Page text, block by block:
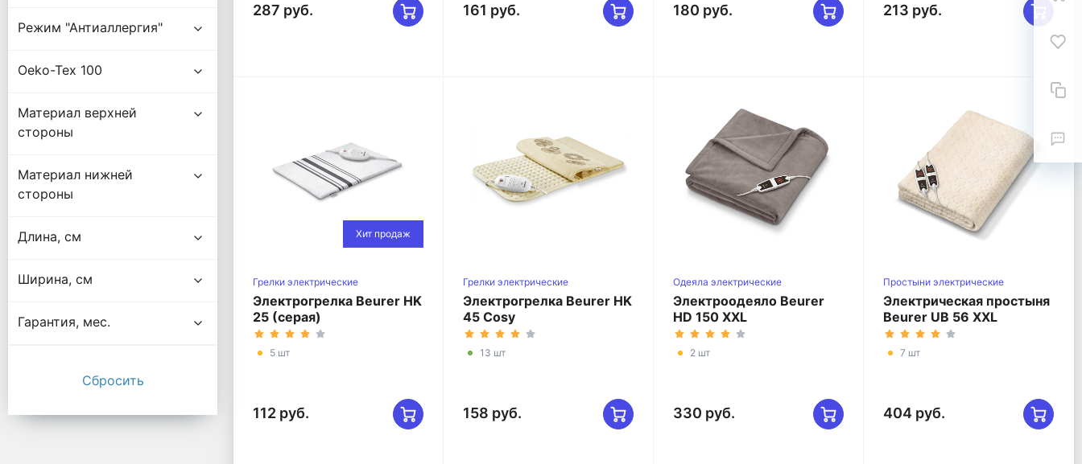
287 руб. 161 руб. 180 руб. 213 руб.
Хит продаж
Грелки электрические
классические
Электрогрелка Beurer HK
25 (серая)
5 шт
112 руб.
Грелки электрические
классические
Электрогрелка Beurer HK
45 Cosy
13 шт
158 руб.
Одеяла электрические
Электроодеяло Beurer
HD 150 XXL
2 шт
330 руб.
Простыни электрические
Электрическая простыня
Beurer UB 56 XXL
7 шт
404 руб.
Режим "Антиаллергия"
Oeko-Tex 100
Материал верхней
стороны
Материал нижней
стороны
Длина, см
Ширина, см
Гарантия, мес.